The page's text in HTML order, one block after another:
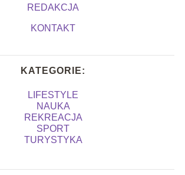
REDAKCJA
KONTAKT
KATEGORIE:
LIFESTYLE
NAUKA
REKREACJA
SPORT
TURYSTYKA